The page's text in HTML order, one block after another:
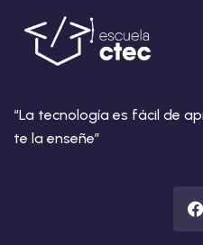
“La tecnología es fácil de
te la enseñe”